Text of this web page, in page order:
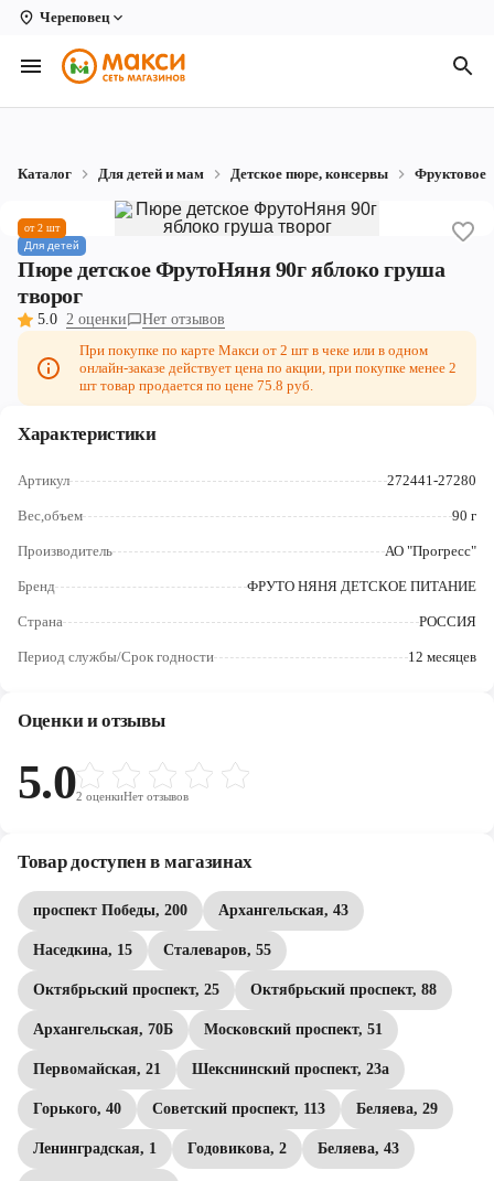
Череповец
Вологда
Архангельск
Кирово-Чепецк
Коряжма
Котлас
Новодвинск
Ярославль
Каталог Для детей и мам Детское пюре, консервы Фруктовое
от 2 шт
Для детей
Пюре детское ФрутоНяня 90г яблоко груша
творог
5.0 2 оценки Нет отзывов
При покупке по карте Макси от 2 шт в чеке или в одном
онлайн-заказе действует цена по акции, при покупке менее 2
шт товар продается по цене 75.8 руб.
Характеристики
Артикул 272441-27280
Вес,объем 90 г
Производитель АО "Прогресс"
Бренд ФРУТО НЯНЯ ДЕТСКОЕ ПИТАНИЕ
Страна РОССИЯ
Период службы/Срок годности 12 месяцев
Оценки и отзывы
5.02 оценкиНет отзывов
Товар доступен в магазинах
проспект Победы, 200 Архангельская, 43
Наседкина, 15 Сталеваров, 55
Октябрьский проспект, 25 Октябрьский проспект, 88
Архангельская, 70Б Московский проспект, 51
Первомайская, 21 Шекснинский проспект, 23а
Горького, 40 Советский проспект, 113 Беляева, 29
Ленинградская, 1 Годовикова, 2 Беляева, 43